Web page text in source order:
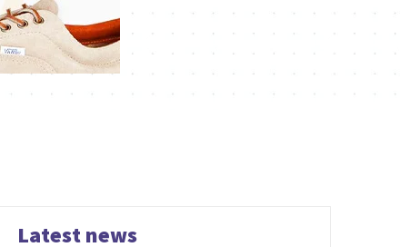
Latest news